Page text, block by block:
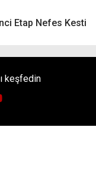
Etap Nefes Kesti
keşfedin